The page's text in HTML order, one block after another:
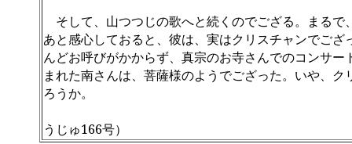
そして、山つつじの歌へと続くのでござる。まる
あと感心しておると、彼は、実はクリスチャンでご
んどお呼びがかからず、真宗のお寺さんでのコンサ
まれた南さんは、菩薩様のようでござった。いや、
ろうか。
うじゅ166号）